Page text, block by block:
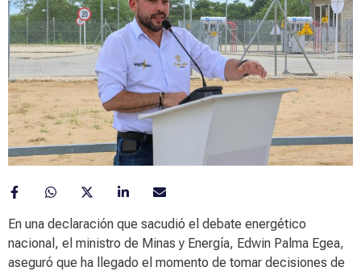
En una declaración que sacudió el debate energético
nacional, el ministro de Minas y Energía, Edwin Palma Egea,
aseguró que ha llegado el momento de tomar decisiones de